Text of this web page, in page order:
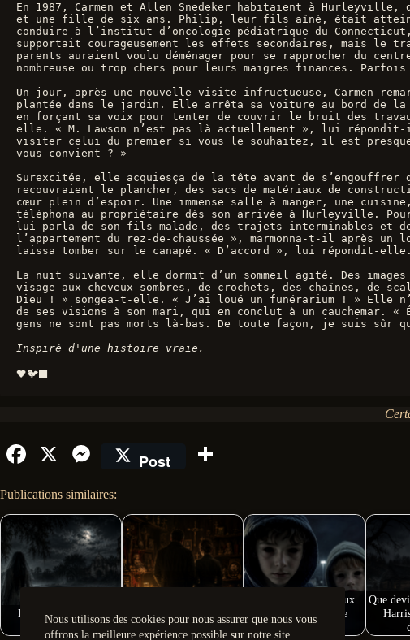
Nous utilisons des cookies pour nous assurer que nous vous
offrons la meilleure expérience possible sur notre site.
En 1987, Carmen et Allen Snedeker habitaient à
et une fille de six ans. Philip, leur fils aîné, était atteint
conduire à l’institut d’oncologie pédiatrique du
supportait courageusement les effets secondaires,
parents auraient voulu déménager pour se rapprocher du
nombreuse ou trop chers pour leurs maigres finances.
Un jour, après une nouvelle visite infructueuse, Carmen
plantée dans le jardin. Elle arrêta sa voiture au bord de la
en forçant sa voix pour tenter de couvrir le bruit des
elle. « M. Lawson n’est pas là actuellement », lui répondit-
visiter celui du premier si vous le souhaitez, il est presque
vous convient ? »
Surexcitée, elle acquiesça de la tête avant de
recouvraient le plancher, des sacs de matériaux de
cœur plein d’espoir. Une immense salle à manger, une
téléphona au propriétaire dès son arrivée à Hurleyville.
lui parla de son fils malade, des trajets interminables et
l’appartement du rez-de-chaussée », marmonna-t-il après
laissa tomber sur le canapé. « D’accord », lui répondit-
La nuit suivante, elle dormit d’un sommeil agité. Des images
visage aux cheveux sombres, de crochets, des chaînes, de
Dieu ! » songea-t-elle. « J’ai loué un funérarium ! » Elle
de ses visions à son mari, qui en conclut à un cauchemar.
gens ne sont pas morts là-bas. De toute façon, je suis sûr
Inspiré d'une histoire vraie.
🖤🐦‍⬛
Fa
bo
ok
X
M
se
ng
er
Post
ag
er
Publications similaires:
Légendes Urbaines
Mexicaines
Enquêteurs du
Paranormal
Les Enfants aux Yeux
Noirs : un Mystère
fascinant et…
Que